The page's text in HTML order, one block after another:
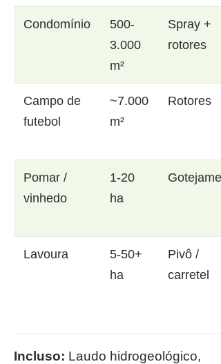
Condomínio
500-
3.000
m²
Spray +
rotores
Campo de
futebol
~7.000
m²
Rotores
Pomar /
vinhedo
1-20
ha
Lavoura
5-50+
ha
Pivô /
carretel
Incluso: Laudo hidrogeológico,